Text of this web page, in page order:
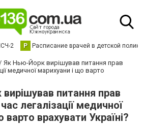
2 Р Расписание врачей в детской
Як Нью-Йорк вирішував питання прав
медичної марихуани і що варто
питання прав
легалізації медичної
врахувати Україні?